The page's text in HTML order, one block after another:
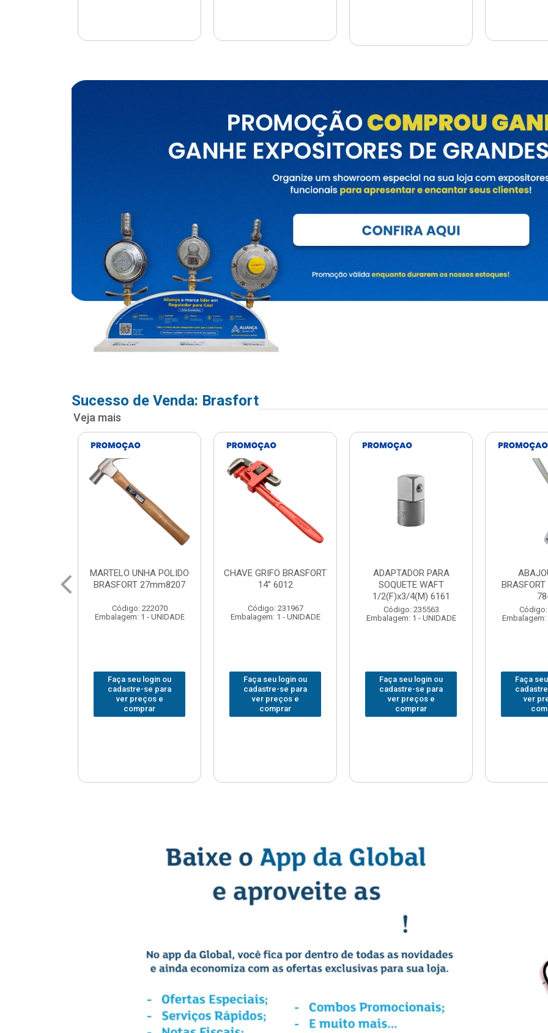
Sucesso de Venda: Brasfort
Veja mais
CHAVE GRIFO BRASFORT
14” 6012
Código: 231967
Embalagem: 1 - UNIDADE
Faça seu login ou
cadastre-se para
ver preços e
comprar
ADAPTADOR PARA
SOQUETE WAFT
Código: 235563
Embalagem: 1 - UNIDADE
Faça seu login ou
cadastre-se para
ver preços e
comprar
ABAJOUR LED
BRASFORT COB MESA
7844
Código: 310379
Embalagem: 1 - UNIDADE
Faça seu login ou
cadastre-se para
ver preços e
comprar
Faça
ver